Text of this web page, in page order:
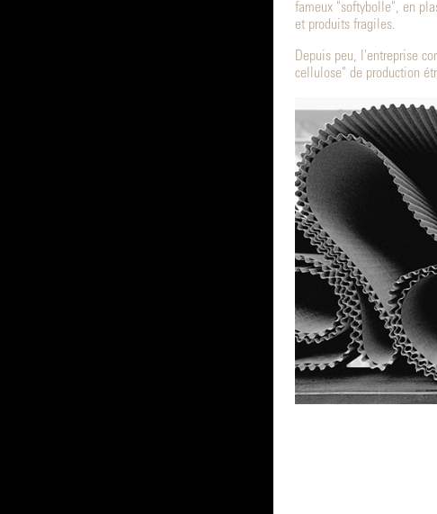
fameux "softybolle", en
et produits fragiles.
Depuis peu, l'entreprise
cellulose" de production